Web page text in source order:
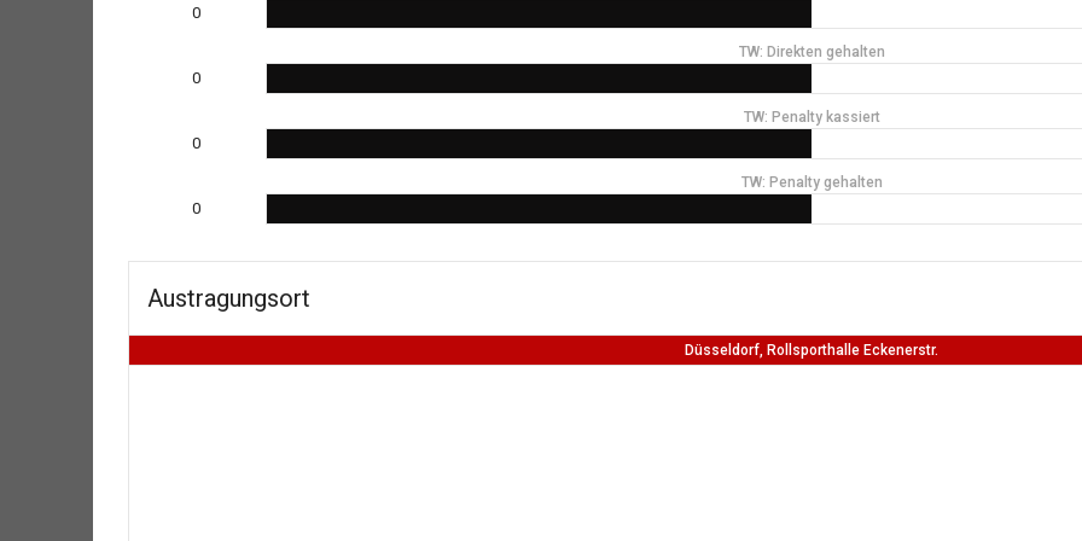
0
TW: Direkten gehalten
0
TW: Penalty kassiert
0
TW: Penalty gehalten
0
Austragungsort
Düsseldorf, Rollsporthalle Eckenerstr.